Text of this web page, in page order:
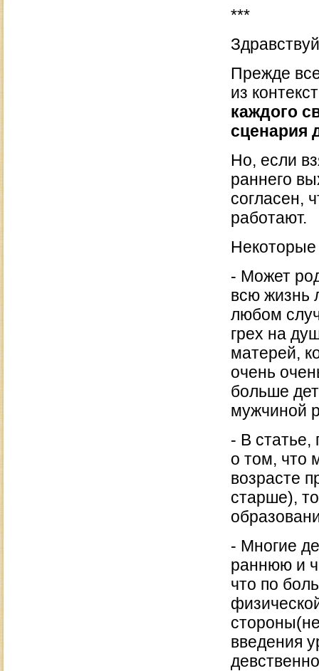
***
Прежде
из
каждого
сценария
Но, если
раннего
согласен,
работают.
- Может
всю жизнь
любом
грех на
матерей,
очень
больше
мужчиной
- В
о том, что
возрасте
старше),
- Многие
раннюю и
что по
введения